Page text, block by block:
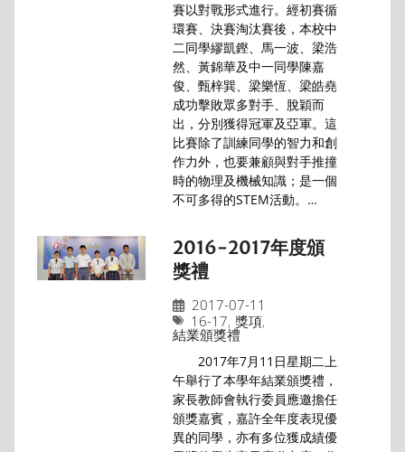
賽以對戰形式進行。經初賽循
環賽、決賽淘汰賽後，本校中
二同學繆凱鏗、馬一波、梁浩
然、黃錦華及中一同學陳嘉
俊、甄梓巽、梁樂恆、梁皓堯
成功擊敗眾多對手、脫穎而
出，分別獲得冠軍及亞軍。這
比賽除了訓練同學的智力和創
作力外，也要兼顧與對手推撞
時的物理及機械知識；是一個
不可多得的STEM活動。…
2016-2017年度頒
獎禮
2017-07-11
16-17, 獎項,
結業頒獎禮
2017年7月11日星期二上
午舉行了本學年結業頒獎禮，
家長教師會執行委員應邀擔任
頒獎嘉賓，嘉許全年度表現優
異的同學，亦有多位獲成績優